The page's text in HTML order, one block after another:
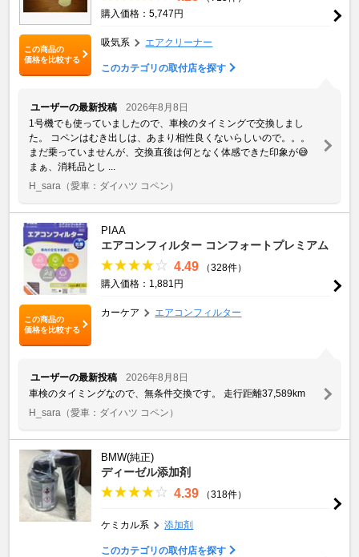
この商品の
価格を比較する
購入価格：5,747円
吸気系 エアクリーナー
このカテゴリの取付店を探す
ユーザーの最新投稿
2026年8月8日
1号機でも使っていましたので、車検のタイミングで交換しまし
た。 コペンはむき出しは、あまり相性良くないらしいので。。。
まだ乗っていませんが、交換直後は何となく体感できた印象が😅
まぁ、消耗品とし ...
H_sara （愛車：ダイハツ コペン）
この商品の
価格を比較する
PIAA
エアコンフィルター コンフォートプレミアム
4.49
（328件）
購入価格：1,881円
カーケア エアコンフィルター
ユーザーの最新投稿
2026年8月8日
車検のタイミングなので、無条件交換です。 走行距離37,589km
H_sara （愛車：ダイハツ コペン）
BMW(純正)
ディーゼル添加剤
4.39 （318件）
ケミカル系 添加剤
このカテゴリの取付店を探す